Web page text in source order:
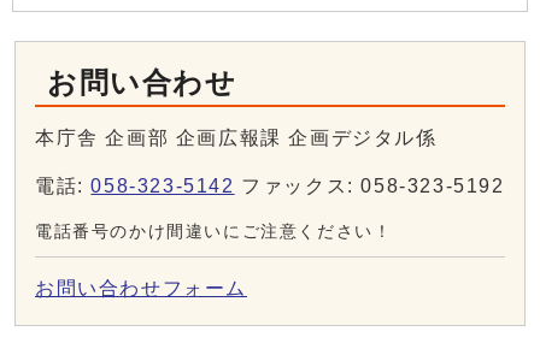
お問い合わせ
本庁舎 企画部 企画広報課 企画デジタル係
電話:058-323-5142 ファックス: 058-323-5192
電話番号のかけ間違いにご注意ください！
お問い合わせフォーム